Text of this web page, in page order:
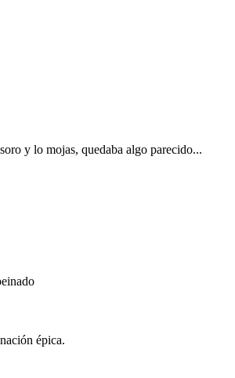
y lo mojas, quedaba algo parecido...
épica.